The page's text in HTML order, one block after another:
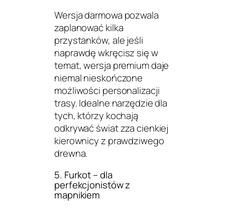
Wersja darmowa pozwala
zaplanować kilka
przystanków, ale jeśli
naprawdę wkręcisz się w
temat, wersja premium daje
niemal nieskończone
możliwości personalizacji
trasy. Idealne narzędzie dla
tych, którzy kochają
odkrywać świat zza cienkiej
kierownicy z prawdziwego
drewna.
5. Furkot – dla
perfekcjonistów z
mapnikiem